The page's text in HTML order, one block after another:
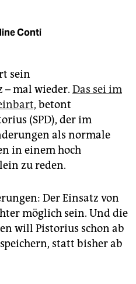
Conti
sein
– mal wieder. Das sei im
betont
(SPD), der im
als normale
in einem hoch
zu reden.
Der Einsatz von
möglich sein. Und die
will Pistorius schon ab
statt bisher ab